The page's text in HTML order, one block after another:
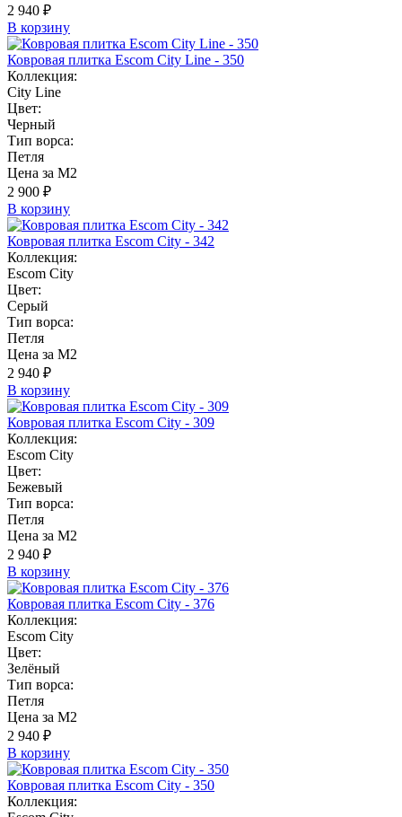
2 940 ₽
В корзину
Ковровая плитка Escom City Line - 350
Коллекция:
City Line
Цвет:
Черный
Тип ворса:
Петля
Цена за М2
2 900 ₽
В корзину
Ковровая плитка Escom City - 342
Коллекция:
Escom City
Цвет:
Серый
Тип ворса:
Петля
Цена за М2
2 940 ₽
В корзину
Ковровая плитка Escom City - 309
Коллекция:
Escom City
Цвет:
Бежевый
Тип ворса:
Петля
Цена за М2
2 940 ₽
В корзину
Ковровая плитка Escom City - 376
Коллекция:
Escom City
Цвет:
Зелёный
Тип ворса:
Петля
Цена за М2
2 940 ₽
В корзину
Ковровая плитка Escom City - 350
Коллекция: